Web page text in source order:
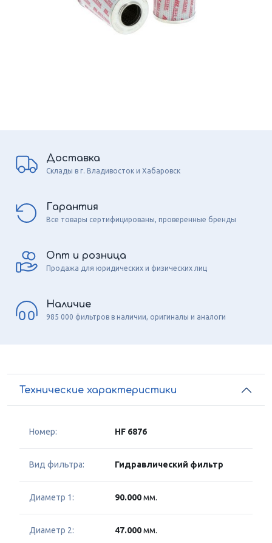
Доставка
Склады в г. Владивосток и Хабаровск
Гарантия
Все товары сертифицированы, проверенные бренды
Опт и розница
Продажа для юридических и физических лиц
Наличие
985 000 фильтров в наличии, оригиналы и аналоги
Технические характеристики
Номер: HF 6876
Вид фильтра: Гидравлический фильтр
Диаметр 1: 90.000мм.
Диаметр 2: 47.000мм.